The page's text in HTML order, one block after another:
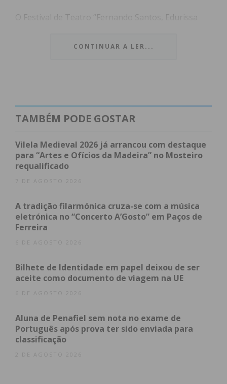
O Festival de Teatro “Fernando Santos, Edurissa
Câmara Municipal de Paços de Ferreira e com a
Subscreva a newsletter do
Imediato
Assine nossa newsletter por e-mail e
obtenha de forma regular a informação
Eu li e concordo com os
CONTINUAR A LER...
TAMBÉM PODE GOSTAR
Vilela Medieval 2026 já arrancou com destaque
para “Artes e Ofícios da Madeira” no Mosteiro
requalificado
7 DE AGOSTO 2026
A tradição filarmónica cruza-se com a música
eletrónica no “Concerto A’Gosto” em Paços de
Ferreira
6 DE AGOSTO 2026
Bilhete de Identidade em papel deixou de ser
aceite como documento de viagem na UE
6 DE AGOSTO 2026
Aluna de Penafiel sem nota no exame de
Português após prova ter sido enviada para
classificação
2 DE AGOSTO 2026